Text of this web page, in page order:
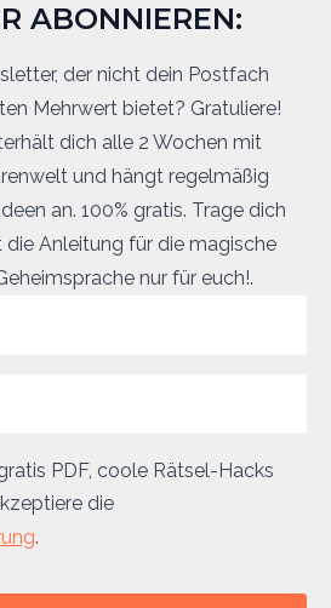
ABONNIEREN:
der nicht dein Postfach
Mehrwert bietet? Gratuliere!
dich alle 2 Wochen mit
und hängt regelmäßig
an. 100% gratis. Trage dich
Anleitung für die magische
nur für euch!.
PDF, coole Rätsel-Hacks
die
.